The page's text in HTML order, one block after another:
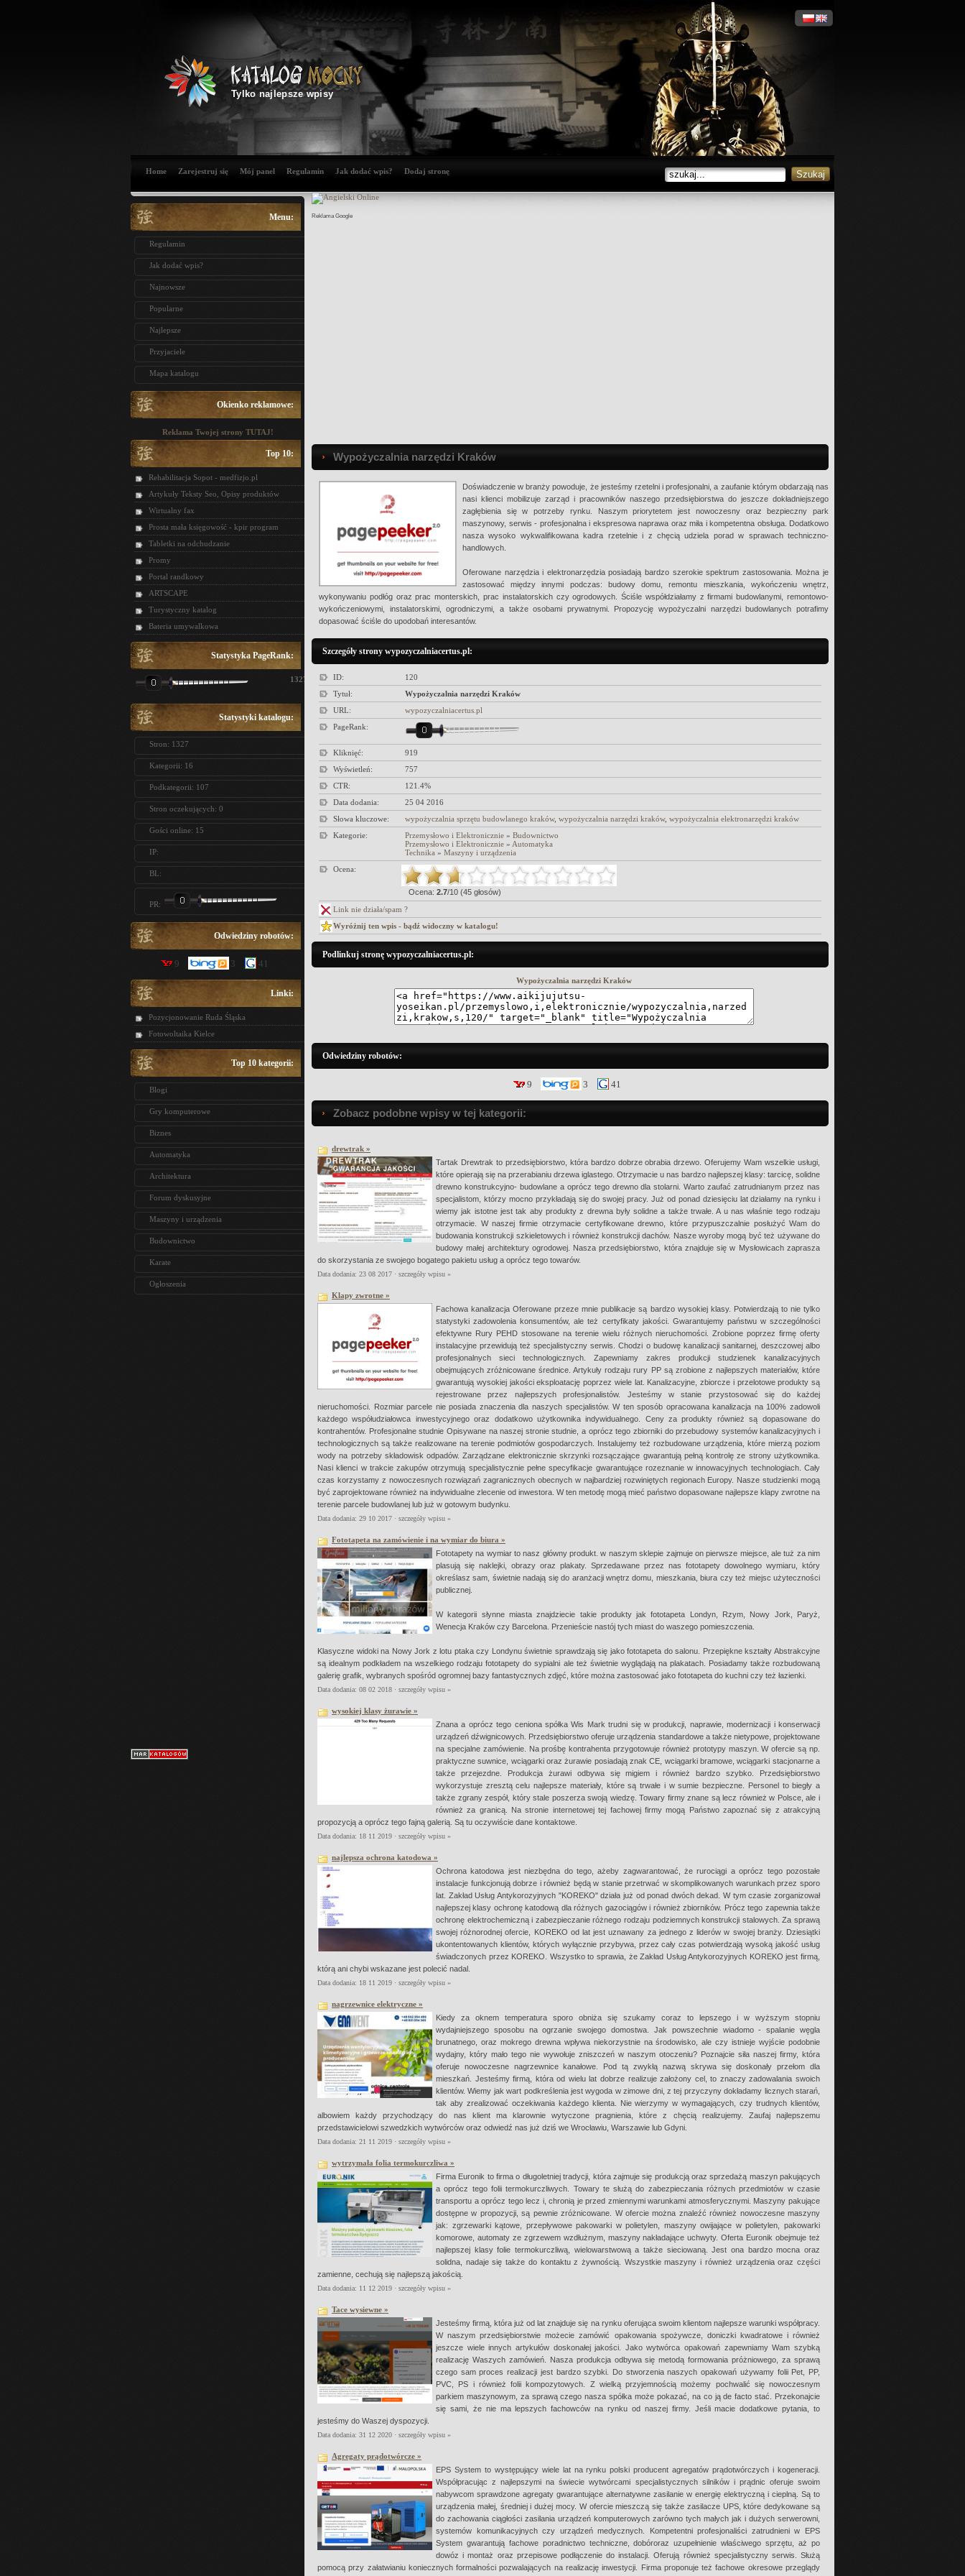
Tylko najlepsze wpisy
Home Zarejestruj się Mój panel Regulamin Jak dodać wpis? Dodaj stronę
Menu:
Regulamin
Jak dodać wpis?
Najnowsze
Popularne
Najlepsze
Przyjaciele
Mapa katalogu
Okienko reklamowe:
Reklama Twojej strony TUTAJ!
Top 10:
Rehabilitacja Sopot - medfizjo.pl
Artykuły Teksty Seo, Opisy produktów
Wirtualny fax
Prosta mała księgowość - kpir program
Tabletki na odchudzanie
Promy
Portal randkowy
ARTSCAPE
Turystyczny katalog
Bateria umywalkowa
Statystyka PageRank:
1327
Statystyki katalogu:
Stron: 1327
Kategorii: 16
Podkategorii: 107
Stron oczekujących: 0
Gości online: 15
IP:
BL:
PR:
Odwiedziny robotów:
9 3 41
Linki:
Pozycjonowanie Ruda Śląska
Fotowoltaika Kielce
Top 10 kategorii:
Blogi
Gry komputerowe
Biznes
Automatyka
Architektura
Forum dyskusyjne
Maszyny i urządzenia
Budownictwo
Karate
Ogłoszenia
Reklama Google
Wypożyczalnia narzędzi Kraków
Doświadczenie w branży powoduje, że jesteśmy rzetelni i profesjonalni, a zaufanie którym obdarzają nas
nasi klienci mobilizuje zarząd i pracowników naszego przedsiębiorstwa do jeszcze dokładniejszego
zagłębienia się w potrzeby rynku. Naszym priorytetem jest nowoczesny oraz bezpieczny park
maszynowy, serwis - profesjonalna i ekspresowa naprawa oraz miła i kompetentna obsługa. Dodatkowo
nasza wysoko wykwalifikowana kadra rzetelnie i z chęcią udziela porad w sprawach techniczno-
handlowych.
Oferowane narzędzia i elektronarzędzia posiadają bardzo szerokie spektrum zastosowania. Można je
zastosować między innymi podczas: budowy domu, remontu mieszkania, wykończeniu wnętrz,
wykonywaniu podłóg oraz prac monterskich, prac instalatorskich czy ogrodowych. Ściśle współdziałamy z firmami budowlanymi, remontowo-
wykończeniowymi, instalatorskimi, ogrodniczymi, a także osobami prywatnymi. Propozycję wypożyczalni narzędzi budowlanych potrafimy
dopasować ściśle do upodobań interesantów.
Szczegóły strony wypozyczalniacertus.pl:
ID:
120
Tytuł:
Wypożyczalnia narzędzi Kraków
URL:
wypozyczalniacertus.pl
PageRank:
Kliknięć:
919
Wyświetleń:
757
CTR:
121.4%
Data dodania:
25 04 2016
Słowa kluczowe:
wypożyczalnia sprzętu budowlanego kraków, wypożyczalnia narzędzi kraków, wypożyczalnia elektronarzędzi kraków
Kategorie:
Przemysłowo i Elektronicznie » Budownictwo
Przemysłowo i Elektronicznie » Automatyka
Technika » Maszyny i urządzenia
Ocena:
Ocena: 2.7/10 (45 głosów)
Link nie działa/spam ?
Wyróżnij ten wpis - bądź widoczny w katalogu!
Podlinkuj stronę wypozyczalniacertus.pl:
Wypożyczalnia narzędzi Kraków
Odwiedziny robotów:
9 3 41
Zobacz podobne wpisy w tej kategorii:
drewtrak »
Tartak Drewtrak to przedsiębiorstwo, która bardzo dobrze obrabia drzewo. Oferujemy Wam wszelkie usługi,
które opierają się na przerabianiu drzewa iglastego. Otrzymacie u nas bardzo najlepszej klasy: tarcicę, solidne
drewno konstrukcyjno- budowlane a oprócz tego drewno dla stolarni. Warto zaufać zatrudnianym przez nas
specjalistom, którzy mocno przykładają się do swojej pracy. Już od ponad dziesięciu lat działamy na rynku i
wiemy jak istotne jest tak aby produkty z drewna były solidne a także trwałe. A u nas właśnie tego rodzaju
otrzymacie. W naszej firmie otrzymacie certyfikowane drewno, które przypuszczalnie posłużyć Wam do
budowania konstrukcji szkieletowych i również konstrukcji dachów. Nasze wyroby mogą być też używane do
budowy małej architektury ogrodowej. Nasza przedsiębiorstwo, która znajduje się w Mysłowicach zaprasza
do skorzystania ze swojego bogatego pakietu usług a oprócz tego towarów.
Data dodania: 23 08 2017 · szczegóły wpisu »
Klapy zwrotne »
Fachowa kanalizacja Oferowane przeze mnie publikacje są bardzo wysokiej klasy. Potwierdzają to nie tylko
statystyki zadowolenia konsumentów, ale też certyfikaty jakości. Gwarantujemy państwu w szczególności
efektywne Rury PEHD stosowane na terenie wielu różnych nieruchomości. Zrobione poprzez firmę oferty
instalacyjne przewidują też specjalistyczny serwis. Chodzi o budowę kanalizacji sanitarnej, deszczowej albo
profesjonalnych sieci technologicznych. Zapewniamy zakres produkcji studzienek kanalizacyjnych
obejmujących zróżnicowane średnice. Artykuły rodzaju rury PP są zrobione z najlepszych materiałów, które
gwarantują wysokiej jakości eksploatację poprzez wiele lat. Kanalizacyjne, zbiorcze i przelotowe produkty są
rejestrowane przez najlepszych profesjonalistów. Jesteśmy w stanie przystosować się do każdej
nieruchomości. Rozmiar parcele nie posiada znaczenia dla naszych specjalistów. W ten sposób opracowana kanalizacja na 100% zadowoli
każdego współudziałowca inwestycyjnego oraz dodatkowo użytkownika indywidualnego. Ceny za produkty również są dopasowane do
kontrahentów. Profesjonalne studnie Opisywane na naszej stronie studnie, a oprócz tego zbiorniki do przebudowy systemów kanalizacyjnych i
technologicznych są także realizowane na terenie podmiotów gospodarczych. Instalujemy też rozbudowane urządzenia, które mierzą poziom
wody na potrzeby składowisk odpadów. Zarządzane elektronicznie skrzynki rozsączające gwarantują pełną kontrolę ze strony użytkownika.
Nasi klienci w trakcie zakupów otrzymują specjalistycznie pełne specyfikacje gwarantujące rozeznanie w innowacyjnych technologiach. Cały
czas korzystamy z nowoczesnych rozwiązań zagranicznych obecnych w najbardziej rozwiniętych regionach Europy. Nasze studzienki mogą
być zaprojektowane również na indywidualne zlecenie od inwestora. W ten metodę mogą mieć państwo dopasowane najlepsze klapy zwrotne na
terenie parcele budowlanej lub już w gotowym budynku.
Data dodania: 29 10 2017 · szczegóły wpisu »
Fototapeta na zamówienie i na wymiar do biura »
Fototapety na wymiar to nasz główny produkt. w naszym sklepie zajmuje on pierwsze miejsce, ale tuż za nim
plasują się naklejki, obrazy oraz plakaty. Sprzedawane przez nas fototapety dowolnego wymiaru, który
określasz sam, świetnie nadają się do aranżacji wnętrz domu, mieszkania, biura czy też miejsc użyteczności
publicznej.
W kategorii słynne miasta znajdziecie takie produkty jak fototapeta Londyn, Rzym, Nowy Jork, Paryż,
Wenecja Kraków czy Barcelona. Przenieście nastój tych miast do waszego pomieszczenia.
Klasyczne widoki na Nowy Jork z lotu ptaka czy Londynu świetnie sprawdzają się jako fototapeta do salonu. Przepiękne kształty Abstrakcyjne
są idealnym podkładem na wszelkiego rodzaju fototapety do sypialni ale też świetnie wyglądają na plakatach. Posiadamy także rozbudowaną
galerię grafik, wybranych spośród ogromnej bazy fantastycznych zdjęć, które można zastosować jako fototapeta do kuchni czy też łazienki.
Data dodania: 08 02 2018 · szczegóły wpisu »
wysokiej klasy żurawie »
Znana a oprócz tego ceniona spółka Wis Mark trudni się w produkcji, naprawie, modernizacji i konserwacji
urządzeń dźwignicowych. Przedsiębiorstwo oferuje urządzenia standardowe a także nietypowe, projektowane
na specjalne zamówienie. Na prośbę kontrahenta przygotowuje również prototypy maszyn. W ofercie są np.
praktyczne suwnice, wciągarki oraz żurawie posiadają znak CE, wciągarki bramowe, wciągarki stacjonarne a
także przejezdne. Produkcja żurawi odbywa się migiem i również bardzo szybko. Przedsiębiorstwo
wykorzystuje zresztą celu najlepsze materiały, które są trwałe i w sumie bezpieczne. Personel to biegły a
także zgrany zespół, który stale poszerza swoją wiedzę. Towary firmy znane są lecz również w Polsce, ale i
również za granicą. Na stronie internetowej tej fachowej firmy mogą Państwo zapoznać się z atrakcyjną
propozycją a oprócz tego fajną galerią. Są tu oczywiście dane kontaktowe.
Data dodania: 18 11 2019 · szczegóły wpisu »
najlepsza ochrona katodowa »
Ochrona katodowa jest niezbędna do tego, ażeby zagwarantować, że rurociągi a oprócz tego pozostałe
instalacje funkcjonują dobrze i również będą w stanie przetrwać w skomplikowanych warunkach przez sporo
lat. Zakład Usług Antykorozyjnych "KOREKO" działa już od ponad dwóch dekad. W tym czasie zorganizował
najlepszej klasy ochronę katodową dla różnych gazociągów i również zbiorników. Prócz tego zapewnia także
ochronę elektrochemiczną i zabezpieczanie różnego rodzaju podziemnych konstrukcji stalowych. Za sprawą
swojej różnorodnej ofercie, KOREKO od lat jest uznawany za jednego z liderów w swojej branży. Dziesiątki
ukontentowanych klientów, których wyłącznie przybywa, przez cały czas potwierdzają wysoką jakość usług
świadczonych przez KOREKO. Wszystko to sprawia, że Zakład Usług Antykorozyjnych KOREKO jest firmą,
którą ani chybi wskazane jest polecić nadal.
Data dodania: 18 11 2019 · szczegóły wpisu »
nagrzewnice elektryczne »
Kiedy za oknem temperatura sporo obniża się szukamy coraz to lepszego i w wyższym stopniu
wydajniejszego sposobu na ogrzanie swojego domostwa. Jak powszechnie wiadomo - spalanie węgla
brunatnego, oraz mokrego drewna wpływa niekorzystnie na środowisko, ale czy istnieje wyjście podobnie
wydajny, który mało tego nie wywołuje zniszczeń w naszym otoczeniu? Poznajcie siła naszej firmy, która
oferuje nowoczesne nagrzewnice kanałowe. Pod tą zwykłą nazwą skrywa się doskonały przełom dla
mieszkań. Jesteśmy firmą, która od wielu lat dobrze realizuje założony cel, to znaczy zadowalania swoich
klientów. Wiemy jak wart podkreślenia jest wygoda w zimowe dni, z tej przyczyny dokładamy licznych starań,
tak aby zrealizować oczekiwania każdego klienta. Nie wierzymy w wymagających, czy trudnych klientów,
albowiem każdy przychodzący do nas klient ma klarownie wytyczone pragnienia, które z chęcią realizujemy. Zaufaj najlepszemu
przedstawicielowi szwedzkich wytwórców oraz odwiedź nas już dziś we Wrocławiu, Warszawie lub Gdyni.
Data dodania: 21 11 2019 · szczegóły wpisu »
wytrzymała folia termokurczliwa »
Firma Euronik to firma o długoletniej tradycji, która zajmuje się produkcją oraz sprzedażą maszyn pakujących
a oprócz tego folii termokurczliwych. Towary te służą do zabezpieczania różnych przedmiotów w czasie
transportu a oprócz tego lecz i, chronią je przed zmiennymi warunkami atmosferycznymi. Maszyny pakujące
dostępne w propozycji, są pewnie zróżnicowane. W ofercie można znaleźć również nowoczesne maszyny
jak: zgrzewarki kątowe, przepływowe pakowarki w polietylen, maszyny owijające w polietylen, pakowarki
komorowe, automaty ze zgrzewem wzdłużnym, maszyny nakładające uchwyty. Oferta Euronik obejmuje też
najlepszej klasy folie termokurczliwą, wielowarstwową a także sieciowaną. Jest ona bardzo mocna oraz
solidna, nadaje się także do kontaktu z żywnością. Wszystkie maszyny i również urządzenia oraz części
zamienne, cechują się najlepszą jakością.
Data dodania: 11 12 2019 · szczegóły wpisu »
Tace wysiewne »
Jesteśmy firmą, która już od lat znajduje się na rynku oferująca swoim klientom najlepsze warunki współpracy.
W naszym przedsiębiorstwie możecie zamówić opakowania spożywcze, doniczki kwadratowe i również
jeszcze wiele innych artykułów doskonałej jakości. Jako wytwórca opakowań zapewniamy Wam szybką
realizację Waszych zamówień. Nasza produkcja odbywa się metodą formowania próżniowego, za sprawą
czego sam proces realizacji jest bardzo szybki. Do stworzenia naszych opakowań używamy folii Pet, PP,
PVC, PS i również folii kompozytowych. Z wielką przyjemnością możemy pochwalić się nowoczesnym
parkiem maszynowym, za sprawą czego nasza spółka może pokazać, na co ją de facto stać. Przekonajcie
się sami, że nie ma lepszych fachowców na rynku od naszej firmy. Jeśli macie dodatkowe pytania, to
jesteśmy do Waszej dyspozycji.
Data dodania: 31 12 2020 · szczegóły wpisu »
Agregaty prądotwórcze »
EPS System to występujący wiele lat na rynku polski producent agregatów prądotwórczych i kogeneracji.
Współpracując z najlepszymi na świecie wytwórcami specjalistycznych silników i prądnic oferuje swoim
nabywcom sprawdzone agregaty gwarantujące alternatywne zasilanie w energię elektryczną i cieplną. Są to
urządzenia małej, średniej i dużej mocy. W ofercie mieszczą się także zasilacze UPS, które dedykowane są
do zachowania ciągłości zasilania urządzeń komputerowych zarówno tych małych jak i dużych serwerowni,
systemów komunikacyjnych czy urządzeń medycznych. Kompetentni profesjonaliści zatrudnieni w EPS
System gwarantują fachowe poradnictwo techniczne, dobóroraz uzupełnienie właściwego sprzętu, aż po
dowóz i montaż oraz przepisowe podłączenie do instalacji. Oferują również specjalistyczny serwis. Służą
pomocą przy załatwianiu koniecznych formalności pozwalających na realizację inwestycji. Firma proponuje też fachowe okresowe przeglądy